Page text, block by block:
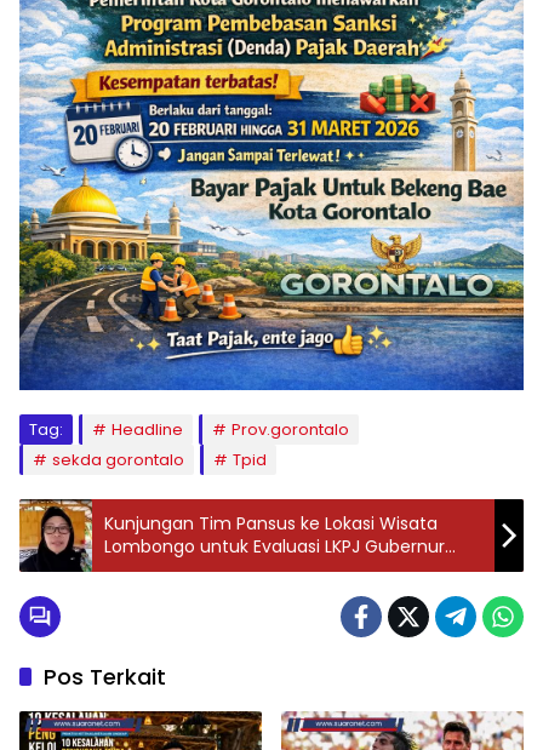
Tag: Headline
Prov.gorontalo
sekda gorontalo
Tpid
Kunjungan Tim Pansus ke Lokasi Wisata
Lombongo untuk Evaluasi LKPJ Gubernur
Tahun 2023
Pos Terkait